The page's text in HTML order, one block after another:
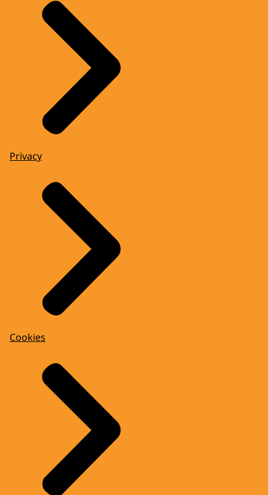
Privacy
Cookies